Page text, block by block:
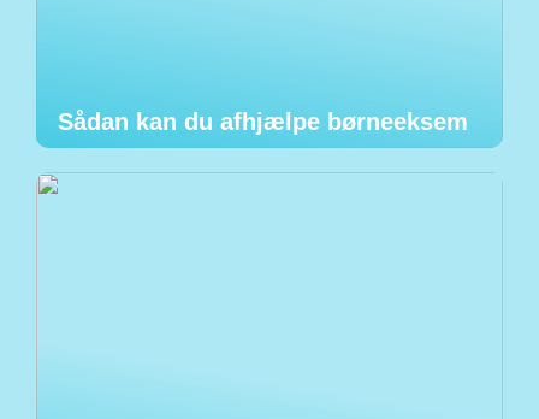
Sådan kan du afhjælpe børneeksem